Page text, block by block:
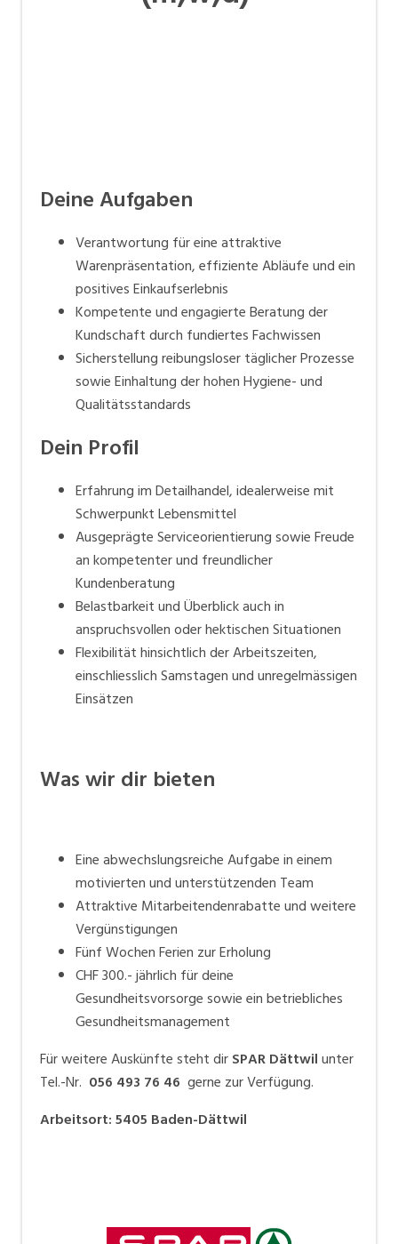
Deine Aufgaben
Verantwortung für eine attraktive
Warenpräsentation, effiziente Abläufe und ein
positives Einkaufserlebnis
Kompetente und engagierte Beratung der
Kundschaft durch fundiertes Fachwissen
Sicherstellung reibungsloser täglicher Prozesse
sowie Einhaltung der hohen Hygiene- und
Qualitätsstandards
Dein Profil
Erfahrung im Detailhandel, idealerweise mit
Schwerpunkt Lebensmittel
Ausgeprägte Serviceorientierung sowie Freude
an kompetenter und freundlicher
Kundenberatung
Belastbarkeit und Überblick auch in
anspruchsvollen oder hektischen Situationen
Flexibilität hinsichtlich der Arbeitszeiten,
einschliesslich Samstagen und unregelmässigen
Einsätzen
Was wir dir bieten
Eine abwechslungsreiche Aufgabe in einem
motivierten und unterstützenden Team
Attraktive Mitarbeitendenrabatte und weitere
Vergünstigungen
Fünf Wochen Ferien zur Erholung
CHF 300.- jährlich für deine
Gesundheitsvorsorge sowie ein betriebliches
Gesundheitsmanagement
Für weitere Auskünfte steht dirSPAR Dättwilunter
Tel.-Nr. 056 493 76 46 gerne zur Verfügung.
Arbeitsort:5405 Baden-Dättwil